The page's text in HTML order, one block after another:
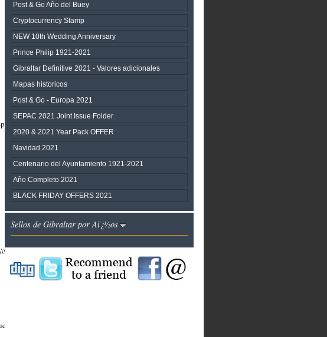
en
solo por tierra, los españoles lanzaron un bloqueo combinado por tierra y mar en
Post & Go Año del Buey
Cryptocurrency Stamp
NEW 10th Wedding Anniversary
Prince Philip 1921-2021
Gibraltar Definitive 2021 - Valores adicionales
Mapas historicos
Post & Go - Europa 2021
SEPAC 2021 Joint Issue Folder
2020 & 2021 Year Pack OFFER
Navidad 2021
Centenario del Ayuntamiento 1921-2021
Año Completo 2021
BLACK FRIDAY OFFERS 2021
Sellos de Gibraltar por Aï¿½os